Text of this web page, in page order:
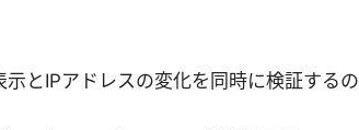
とIPアドレスの変化を同時に検証するの